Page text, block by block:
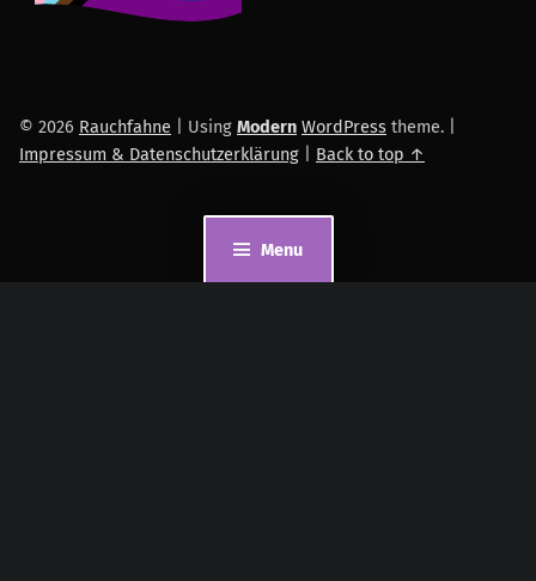
Menu
© 2026 Rauchfahne Using Modern WordPress theme.
Impressum & Datenschutzerklärung
Back to top ↑